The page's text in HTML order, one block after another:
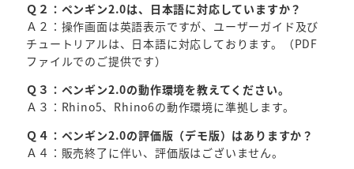
Ｑ２：ペンギン2.0は、日本語に対応していますか？
Ａ２：操作画面は英語表示ですが、ユーザーガイド及び
チュートリアルは、日本語に対応しております。（PDF
ファイルでのご提供です）
Ｑ３：ペンギン2.0の動作環境を教えてください。
Ａ３：Rhino5、Rhino6の動作環境に準拠します。
Ｑ４：ペンギン2.0の評価版（デモ版）はありますか？
Ａ４：販売終了に伴い、評価版はございません。